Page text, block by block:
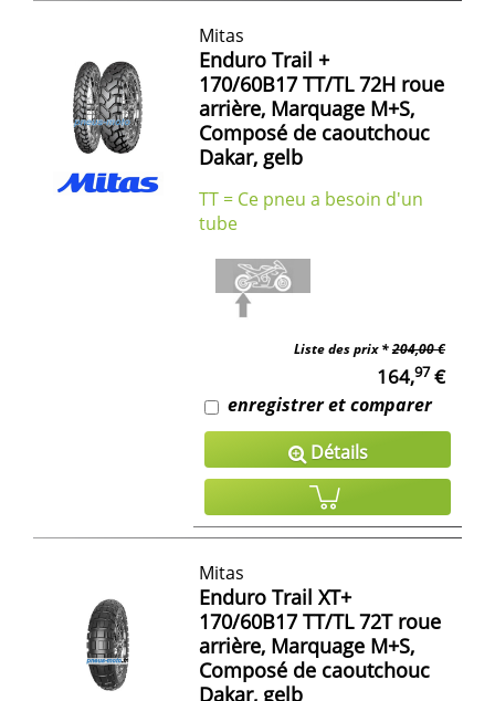
Mitas
Enduro Trail +
170/60B17 TT/TL 72H roue
arrière, Marquage M+S,
Composé de caoutchouc
Dakar, gelb
TT = Ce pneu a besoin d'un
tube
Liste des prix *204,00 €
164,97€
enregistrer et comparer
Détails
Mitas
Enduro Trail XT+
170/60B17 TT/TL 72T roue
arrière, Marquage M+S,
Composé de caoutchouc
Dakar, gelb